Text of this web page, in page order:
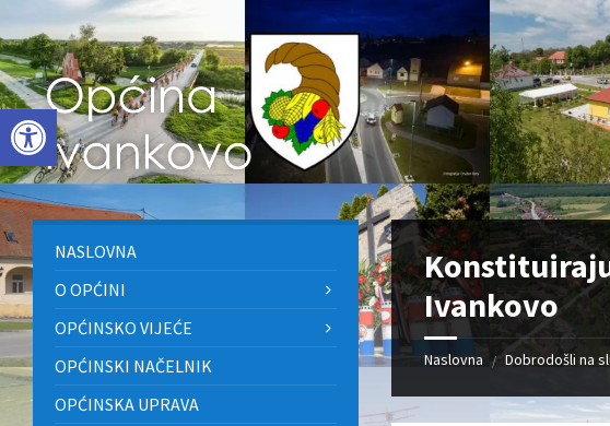
Open toolbar
to
content
to
left
sidebar
to
footer
Ivankovo
Naslovna / Dobrodošli na
NASLOVNA
O OPĆINI
OPĆINSKO VIJEĆE
OPĆINSKI NAČELNIK
OPĆINSKA UPRAVA